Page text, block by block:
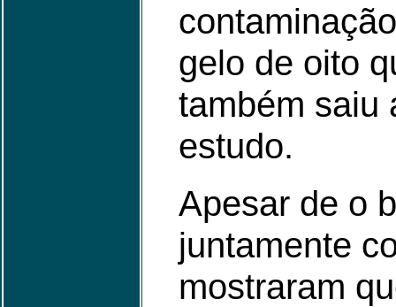
gelo de oito
também saiu
estudo.
Apesar de o
juntamente
mostraram